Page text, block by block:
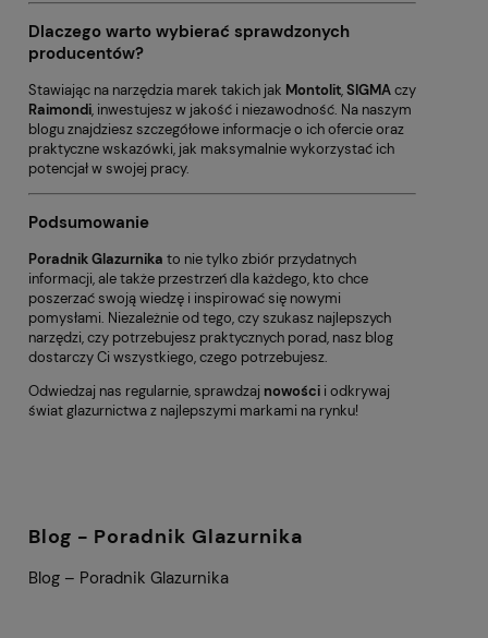
Dlaczego warto wybierać sprawdzonych
producentów?
Stawiając na narzędzia marek takich jak Montolit,SIGMAczy
Raimondi, inwestujesz w jakość i niezawodność. Na naszym
blogu znajdziesz szczegółowe informacje o ich ofercie oraz
praktyczne wskazówki, jak maksymalnie wykorzystać ich
potencjał w swojej pracy.
Podsumowanie
Poradnik Glazurnika to nie tylko zbiór przydatnych
informacji, ale także przestrzeń dla każdego, kto chce
poszerzać swoją wiedzę i inspirować się nowymi
pomysłami. Niezależnie od tego, czy szukasz najlepszych
narzędzi, czy potrzebujesz praktycznych porad, nasz blog
dostarczy Ci wszystkiego, czego potrzebujesz.
Odwiedzaj nas regularnie, sprawdzaj nowości i odkrywaj
świat glazurnictwa z najlepszymi markami na rynku!
Blog - Poradnik Glazurnika
Blog – Poradnik Glazurnika